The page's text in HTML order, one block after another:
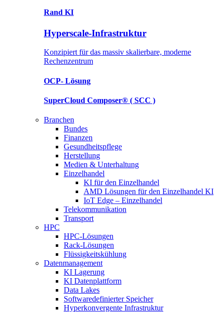
Rand KI
Hyperscale-Infrastruktur
Konzipiert für das massiv skalierbare, moderne
Rechenzentrum
OCP- Lösung
SuperCloud Composer® ( SCC )
Branchen
Bundes
Finanzen
Gesundheitspflege
Herstellung
Medien & Unterhaltung
Einzelhandel
KI für den Einzelhandel
AMD Lösungen für den Einzelhandel KI
IoT Edge – Einzelhandel
Telekommunikation
Transport
HPC
HPC-Lösungen
Rack-Lösungen
Flüssigkeitskühlung
Datenmanagement
KI Lagerung
KI Datenplattform
Data Lakes
Softwaredefinierter Speicher
Hyperkonvergente Infrastruktur